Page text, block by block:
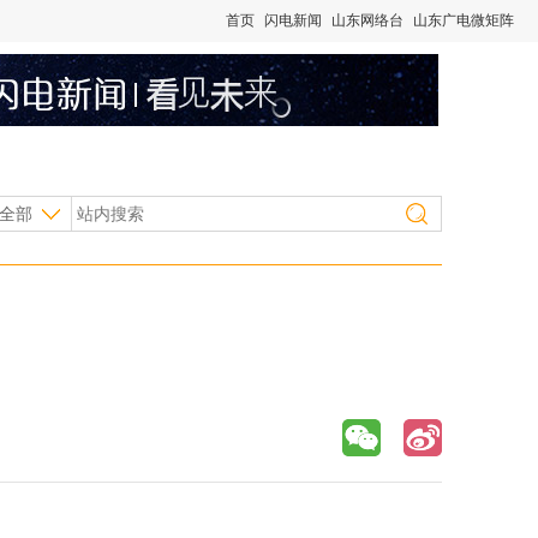
首页 闪电新闻 山东网络台 山东广电微矩阵
部